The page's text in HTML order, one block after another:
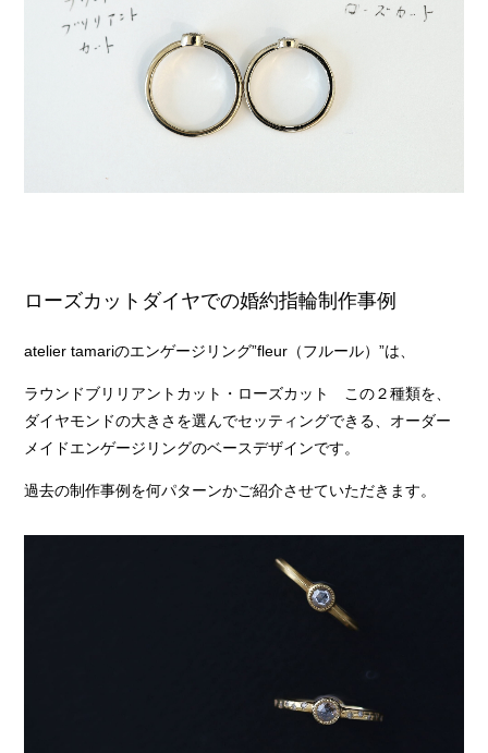
ローズカットダイヤでの婚約指輪制作事例
atelier tamariのエンゲージリング”fleur（フルール）”は、
ラウンドブリリアントカット・ローズカット この２種類を、
ダイヤモンドの大きさを選んでセッティングできる、オーダー
メイドエンゲージリングのベースデザインです。
過去の制作事例を何パターンかご紹介させていただきます。